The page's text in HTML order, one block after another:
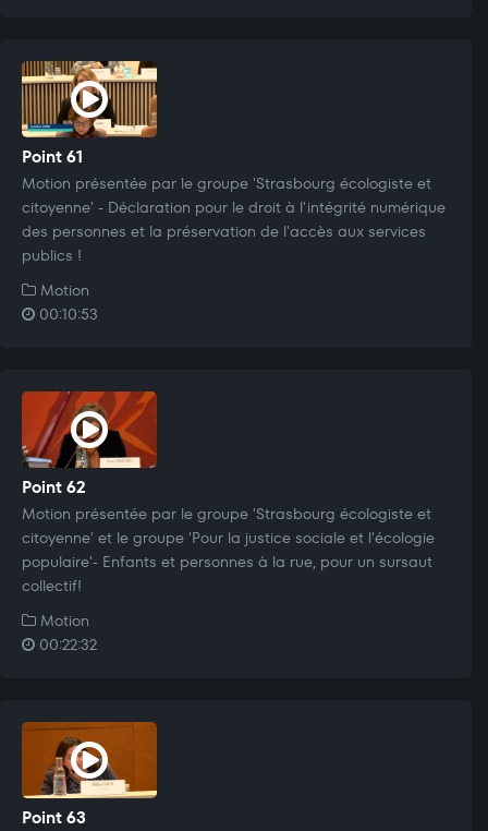
Point 61
Motion présentée par le groupe 'Strasbourg écologiste et
citoyenne' - Déclaration pour le droit à l'intégrité numérique
des personnes et la préservation de l'accès aux services
publics !
Motion
00:10:53
Point 62
Motion présentée par le groupe 'Strasbourg écologiste et
citoyenne' et le groupe 'Pour la justice sociale et l'écologie
populaire'- Enfants et personnes à la rue, pour un sursaut
collectif!
Motion
00:22:32
Point 63